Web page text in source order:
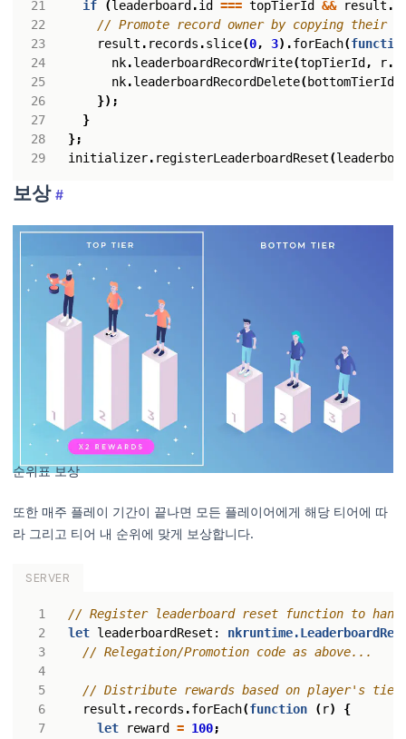
23
24
25
26
27
28
29
if (leaderboard .id === topTierId && result .
result . records .slice(0, 3).forEach(
nk.leaderboardRecordWrite(topTierId, r.
nk.leaderboardRecordDelete(bottomTierId
});
}
};
initializer. registerLeaderboardReset(
보상 #
순위표 보상
또한 매주 플레이 기간이 끝나면 모든 플레이어에게 해당 티어에 따
라 그리고 티어 내 순위에 맞게 보상합니다.
SERVER
3
4
5
6
7
let leaderboardReset :
result . records .forEach(function (r)
{
let
reward = 100;